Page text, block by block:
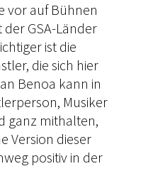
vor auf Bühnen
GSA-Länder
ist die
die sich hier
Benoa kann in
Musiker
ganz mithalten,
Version dieser
positiv in der